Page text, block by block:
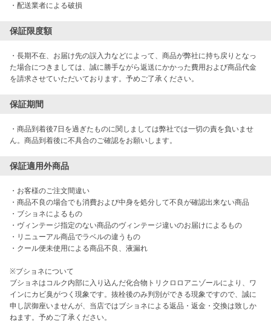
・配送業者による破損
保証限度額
・長期不在、お届け先の誤入力などによって、商品が弊社に持ち戻りとなっ
た場合につきましては、誠に勝手ながら返送にかかった費用および商品代金
を請求させていただいております。予めご了承ください。
保証期間
・商品到着後7日を過ぎたものに関しましては弊社では一切の責を負いませ
ん。商品到着後に不具合のご確認をお願いします。
保証適用外商品
・お客様のご注文間違い
・商品不良の場合でも消費および中身を処分して不良が確認出来ない商品
・ブショネによるもの
・ヴィンテージ指定のない商品のヴィンテージ違いのお届けによるもの
・リニューアル商品でラベルの違うもの
・クール便未使用による商品不良、液漏れ
※ブショネについて
ブショネはコルク内部に入り込んだ化合物トリクロロアニゾールにより、ワ
インにカビ臭がつく現象です。抜栓後のみ判別ができる現象ですので、誠に
申し訳御座いませんが、当店ではブショネによる返品・返金・交換は致しか